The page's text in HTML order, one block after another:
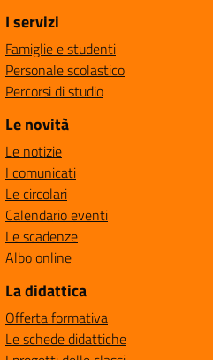
I servizi
Famiglie e studenti
Personale scolastico
Percorsi di studio
Le novità
Le notizie
I comunicati
Le circolari
Calendario eventi
Le scadenze
Albo online
La didattica
Offerta formativa
Le schede didattiche